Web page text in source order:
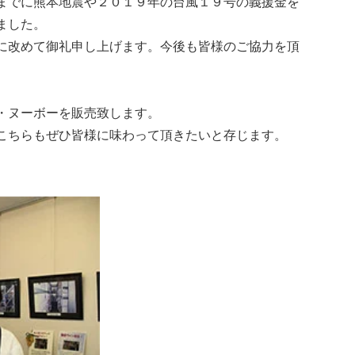
た。
めて御礼申し上げます。今後も皆様のご協力を頂
ーボーを販売致します。
らもぜひ皆様に味わって頂きたいと存じます。